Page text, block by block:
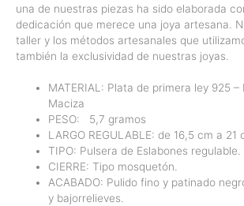
una de nuestras piezas ha sido elaborada
dedicación que merece una joya artesana.
taller y los métodos artesanales que
también la exclusividad de nuestras joyas.
MATERIAL: Plata de primera ley 925 –
Maciza
PESO:
5,7 gramos
LARGO REGULABLE: de 16,5 cm a 21
TIPO: Pulsera de Eslabones regulable.
CIERRE: Tipo mosquetón.
ACABADO: Pulido fino y patinado
y bajorrelieves.